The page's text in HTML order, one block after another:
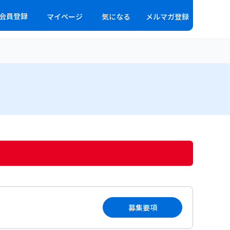
員登録 マイページ 気になる メルマガ登録
募集要項